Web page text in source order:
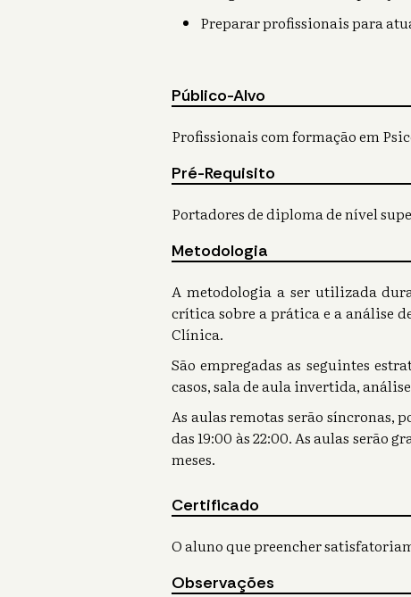
Preparar profissionais para
Público-Alvo
Profissionais com formação em
Pré-Requisito
Portadores de diploma de nível
Metodologia
A metodologia a ser utilizada
crítica sobre a prática e a análise
Clínica.
São empregadas as seguintes
casos, sala de aula invertida,
As aulas remotas serão síncronas,
das 19:00 às 22:00. As aulas serão
meses.
Certificado
O aluno que preencher
Observações